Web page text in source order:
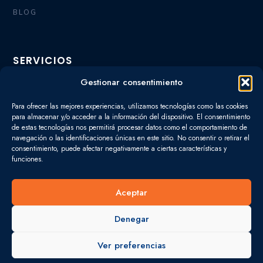
Gestionar consentimiento
Para ofrecer las mejores experiencias, utilizamos tecnologías como las cookies
para almacenar y/o acceder a la información del dispositivo. El consentimiento
de estas tecnologías nos permitirá procesar datos como el comportamiento de
navegación o las identificaciones únicas en este sitio. No consentir o retirar el
consentimiento, puede afectar negativamente a ciertas características y
funciones.
Aceptar
Denegar
Ver preferencias
BLOG
SERVICIOS
LABORAL
CONTABLE
MERCANTIL
Calle María de Molina 60 1º Derecha 28006 Madrid